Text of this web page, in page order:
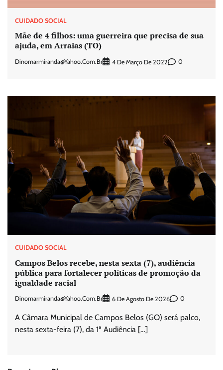
CUIDADO SOCIAL
Mãe de 4 filhos: uma guerreira que precisa de sua
ajuda, em Arraias (TO)
Dinomarmiranda@yahoo.com.br 4 De Março De 2022 0
CUIDADO SOCIAL
Campos Belos recebe, nesta sexta (7), audiência
pública para fortalecer políticas de promoção da
igualdade racial
Dinomarmiranda@yahoo.com.br 6 De Agosto De 2026 0
A Câmara Municipal de Campos Belos (GO) será palco,
nesta sexta-feira (7), da 1ª Audiência […]